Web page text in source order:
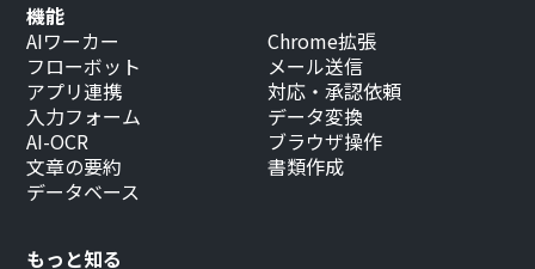
もっと知る
機能
AIワーカー
フローボット
アプリ連携
入力フォーム
AI-OCR
文章の要約
データベース
Chrome拡張
メール送信
対応・承認依頼
データ変換
ブラウザ操作
書類作成